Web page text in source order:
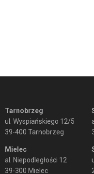
Tarnobrzeg
ul. Wyspiańskiego 12/5
39-400 Tarnobrzeg
Mielec
al. Niepodległości 12
39-300 Mielec